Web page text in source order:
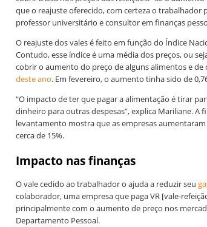
que o reajuste oferecido, com certeza o trabalhador
professor universitário e consultor em finanças
O reajuste dos vales é feito em função do Índice
Contudo, esse índice é uma média dos preços, ou
cobrir o aumento do preço de alguns alimentos e de
deste ano. Em fevereiro, o aumento tinha sido de
“O impacto de ter que pagar a alimentação é tirar
dinheiro para outras despesas”, explica Mariliane. A
levantamento mostra que as empresas
cerca de 15%.
Impacto nas finanças
O vale cedido ao trabalhador o ajuda a reduzir seu
colaborador, uma empresa que paga VR [vale-
principalmente com o aumento de preço nos
Departamento Pessoal.